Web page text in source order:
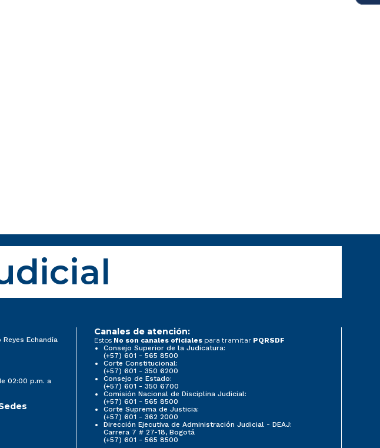
Echandía
02:00 p.m. a
Canales de atención:
Estos No son canales oficiales para tramitar PQRSDF
Consejo Superior de la Judicatura:
(+57) 601 - 565 8500
Corte Constitucional:
(+57) 601 - 350 6200
Consejo de Estado:
(+57) 601 - 350 6700
Comisión Nacional de Disciplina Judicial:
(+57) 601 - 565 8500
Corte Suprema de Justicia:
(+57) 601 - 362 2000
Dirección Ejecutiva de Administración Judicial - DEAJ:
Carrera 7 # 27-18, Bogotá
(+57) 601 - 565 8500